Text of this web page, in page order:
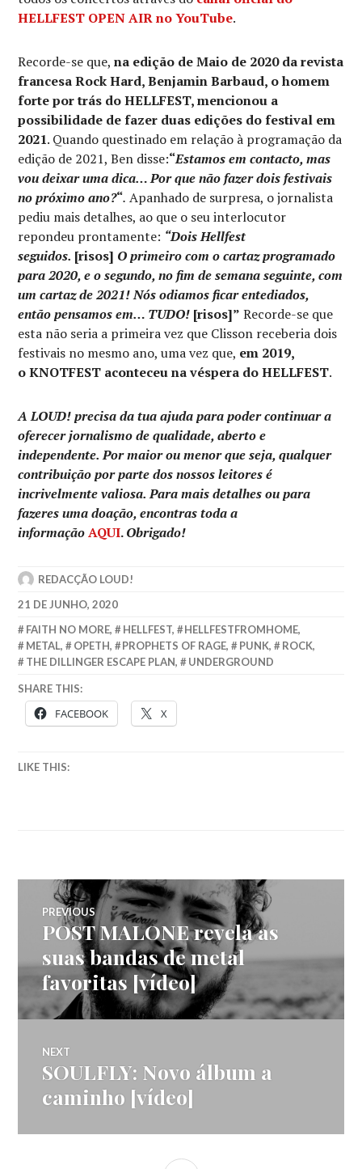
HELLFEST OPEN AIR no YouTube.
Recorde-se que,na edição de Maio de 2020 da revista
francesa Rock Hard, Benjamin Barbaud, o homem
forte por trás do HELLFEST,mencionou a
possibilidade de fazer duas edições do festival em
2021. Quando questinado em relação à programação da
edição de 2021, Ben disse:“Estamos em contacto, mas
vou deixar uma dica… Por que não fazer dois festivais
no próximo ano?“. Apanhado de surpresa, o jornalista
pediu mais detalhes, ao que o seu interlocutor
repondeu prontamente: “Dois Hellfest
seguidos. [risos] O primeiro com o cartaz programado
para 2020, e o segundo, no fim de semana seguinte, com
um cartaz de 2021! Nós odiamos ficar entediados,
então pensamos em… TUDO! [risos]” Recorde-se que
esta não seria a primeira vez que Clisson receberia dois
festivais no mesmo ano, uma vez que, em 2019,
o KNOTFEST aconteceu na véspera do HELLFEST.
A LOUD! precisa da tua ajuda para poder continuar a
oferecer jornalismo de qualidade, aberto e
independente. Por maior ou menor que seja, qualquer
contribuição por parte dos nossos leitores é
incrivelmente valiosa. Para mais detalhes ou para
fazeres uma doação, encontras toda a
informação AQUI.Obrigado!
REDACÇÃO LOUD!
21 DE JUNHO, 2020
FAITH NO MORE, HELLFEST, HELLFESTFROMHOME,
METAL, OPETH, PROPHETS OF RAGE, PUNK, ROCK,
THE DILLINGER ESCAPE PLAN, UNDERGROUND
SHARE THIS:
FACEBOOK X
LIKE THIS:
Navegação
de
artigos
PREVIOUS
Previous
POST MALONE revela as
suas bandas de metal
favoritas [vídeo]
NEXT
Next
SOULFLY: Novo álbum a
caminho [vídeo]